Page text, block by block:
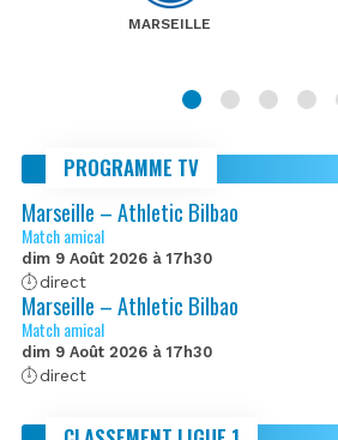
MARSEILLE
PROGRAMME TV
Marseille – Athletic Bilbao
Match amical
dim 9 Août 2026 à 17h30
direct
Marseille – Athletic Bilbao
Match amical
dim 9 Août 2026 à 17h30
direct